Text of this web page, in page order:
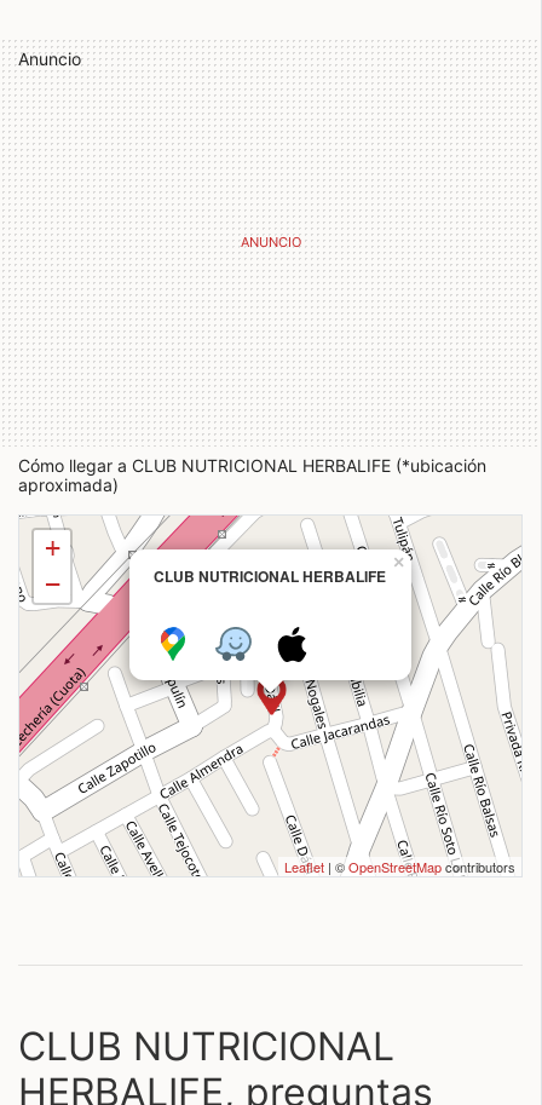
Anuncio
Cómo llegar a CLUB NUTRICIONAL HERBALIFE (*ubicación
aproximada)
CLUB NUTRICIONAL HERBALIFE
×
+
−
Leaflet | ©OpenStreetMapcontributors
CLUB NUTRICIONAL
HERBALIFE, preguntas